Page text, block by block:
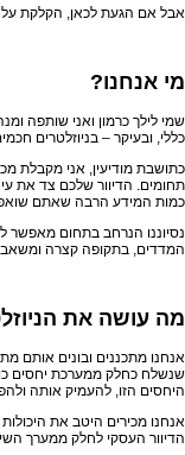
אבל אם הגעת לכאן, הקלקת על
מי אנחנו?
שמי לילך כרמון ואני שותפה
כללי, ובעיקר – בניוזלטרים
כתושבת מודיעין, אני מקבלת
תחומים. הדיוור שלכם צד את
כמות המידע הרבה שאתם
נסיוננו הנרחב בתחום מאפשר
המדדים, בתקופה קצרה
מה עושה את
אנחנו מתכננים ובונים אותם
שנשלח כחלק ממערכת יחסים
היחסים הזו, להעמיק אותה
אנחנו מכירים היטב את
הדיוור העסקי לחלק ממערך